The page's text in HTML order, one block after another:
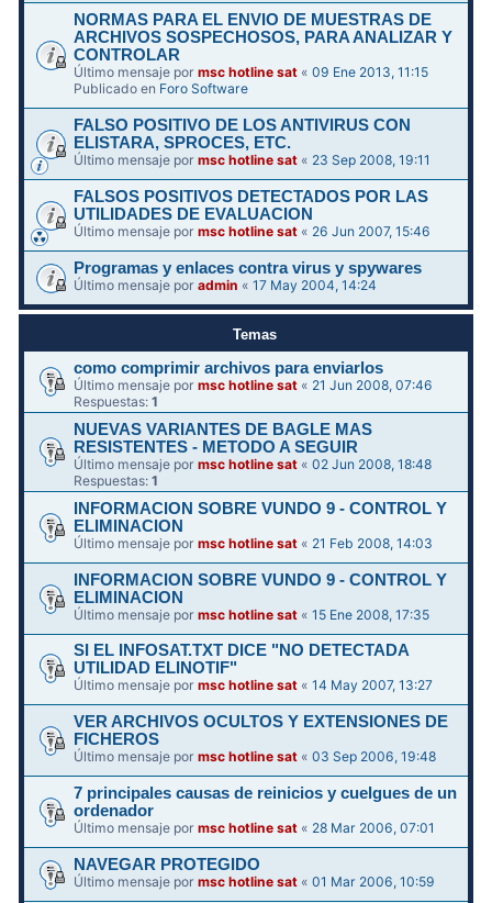
NORMAS PARA EL ENVIO DE MUESTRAS DE
ARCHIVOS SOSPECHOSOS, PARA ANALIZAR Y
CONTROLAR
Último mensaje pormsc hotline sat «09 Ene 2013, 11:15
Publicado en Foro Software
FALSO POSITIVO DE LOS ANTIVIRUS CON
ELISTARA, SPROCES, ETC.
Último mensaje pormsc hotline sat « 23 Sep 2008, 19:11
FALSOS POSITIVOS DETECTADOS POR LAS
UTILIDADES DE EVALUACION
Último mensaje pormsc hotline sat « 26 Jun 2007, 15:46
Programas y enlaces contra virus y spywares
Último mensaje poradmin «17 May 2004, 14:24
Temas
como comprimir archivos para enviarlos
Último mensaje pormsc hotline sat « 21 Jun 2008, 07:46
Respuestas:1
NUEVAS VARIANTES DE BAGLE MAS
RESISTENTES - METODO A SEGUIR
Último mensaje pormsc hotline sat «02 Jun 2008, 18:48
Respuestas:1
INFORMACION SOBRE VUNDO 9 - CONTROL Y
ELIMINACION
Último mensaje pormsc hotline sat « 21 Feb 2008, 14:03
INFORMACION SOBRE VUNDO 9 - CONTROL Y
ELIMINACION
Último mensaje pormsc hotline sat «15 Ene 2008, 17:35
SI EL INFOSAT.TXT DICE "NO DETECTADA
UTILIDAD ELINOTIF"
Último mensaje pormsc hotline sat «14 May 2007, 13:27
VER ARCHIVOS OCULTOS Y EXTENSIONES DE
FICHEROS
Último mensaje pormsc hotline sat «03 Sep 2006, 19:48
7 principales causas de reinicios y cuelgues de un
ordenador
Último mensaje pormsc hotline sat « 28 Mar 2006, 07:01
NAVEGAR PROTEGIDO
Último mensaje pormsc hotline sat «01 Mar 2006, 10:59